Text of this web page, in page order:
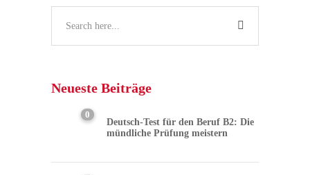
Neueste Beiträge
0
Deutsch-Test für den Beruf B2: Die
mündliche Prüfung meistern